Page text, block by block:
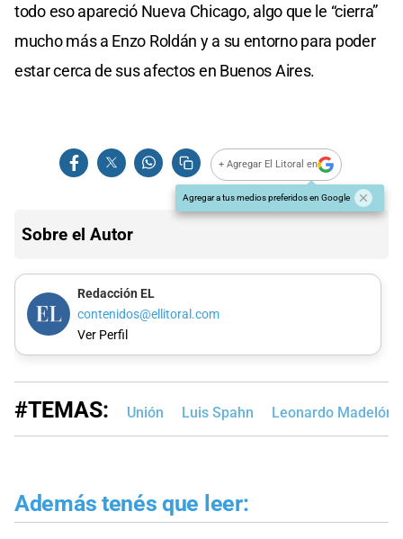
todo eso apareció Nueva Chicago, algo que le “cierra”
mucho más a Enzo Roldán y a su entorno para poder
estar cerca de sus afectos en Buenos Aires.
+ Agregar El Litoral en
Agregar a tus medios preferidos en Google
Sobre el Autor
Redacción EL
contenidos@ellitoral.com
Ver Perfil
#TEMAS: Unión Luis Spahn Leonardo Madelón
Además tenés que leer: